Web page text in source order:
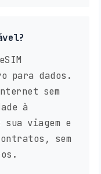
para dados.
sem
à
sua viagem e
sem